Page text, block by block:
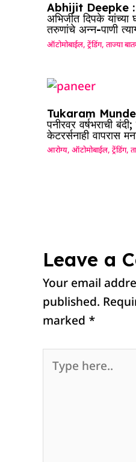
Abhijit Deepke :
अभिजीत दिपके यांच्या
तरुणांचे अन्न-पाणी
ऑटोमोबाईल,ट्रेंडिंग,ताज्या
Tukaram Munde:
पनीरवर वर्षभराची
केटरर्सनाही वापरास
आरोग्य,ऑटोमोबाईल,ट्रेंडिंग,
Leave a
Your email
published.
marked *
here..